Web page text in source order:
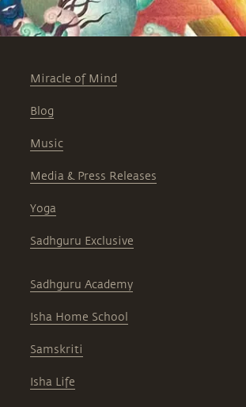
Miracle of Mind
Blog
Music
Media & Press Releases
Yoga
Sadhguru Exclusive
Sadhguru Academy
Isha Home School
Samskriti
Isha Life